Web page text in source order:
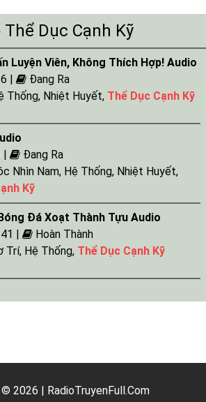
Dục Cạnh Kỹ
Luyện Viên, Không Thích Hợp! Audio
|
Đang Ra
Thống, Nhiệt Huyết, Thể Dục Cạnh Kỹ
|
Đang Ra
Nhìn Nam, Hệ Thống, Nhiệt Huyết,
Kỹ
Đá Xoạt Thành Tựu Audio
41 |
Hoàn Thành
Trí, Hệ Thống, Thể Dục Cạnh Kỹ
2026 | RadioTruyenFull.Com